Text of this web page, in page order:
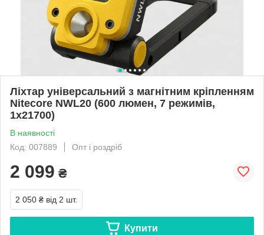
Ліхтар універсальний з магнітним кріпленням
Nitecore NWL20 (600 люмен, 7 режимів,
1x21700)
В наявності
Код: 007889
Опт і роздріб
2 099 ₴
2 050 ₴ від 2 шт.
Купити